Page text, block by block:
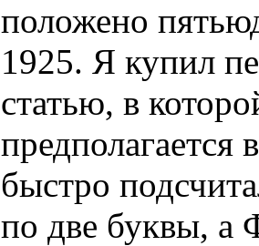
положено
1925. Я купил
статью, в
предполагается
быстро
по две буквы,